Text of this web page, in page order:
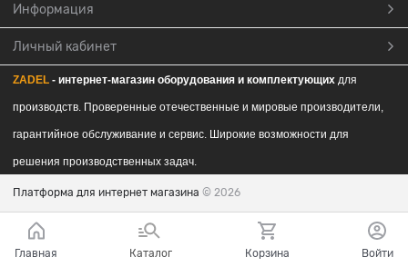
Информация
Личный кабинет
ZADEL - интернет-магазин оборудования и комплектующих для
производств. Проверенные отечественные и мировые производители,
гарантийное обслуживание и сервис. Широкие возможности для
решения производственных задач.
Платформа для интернет магазина © 2026
Главная Каталог Корзина Войти